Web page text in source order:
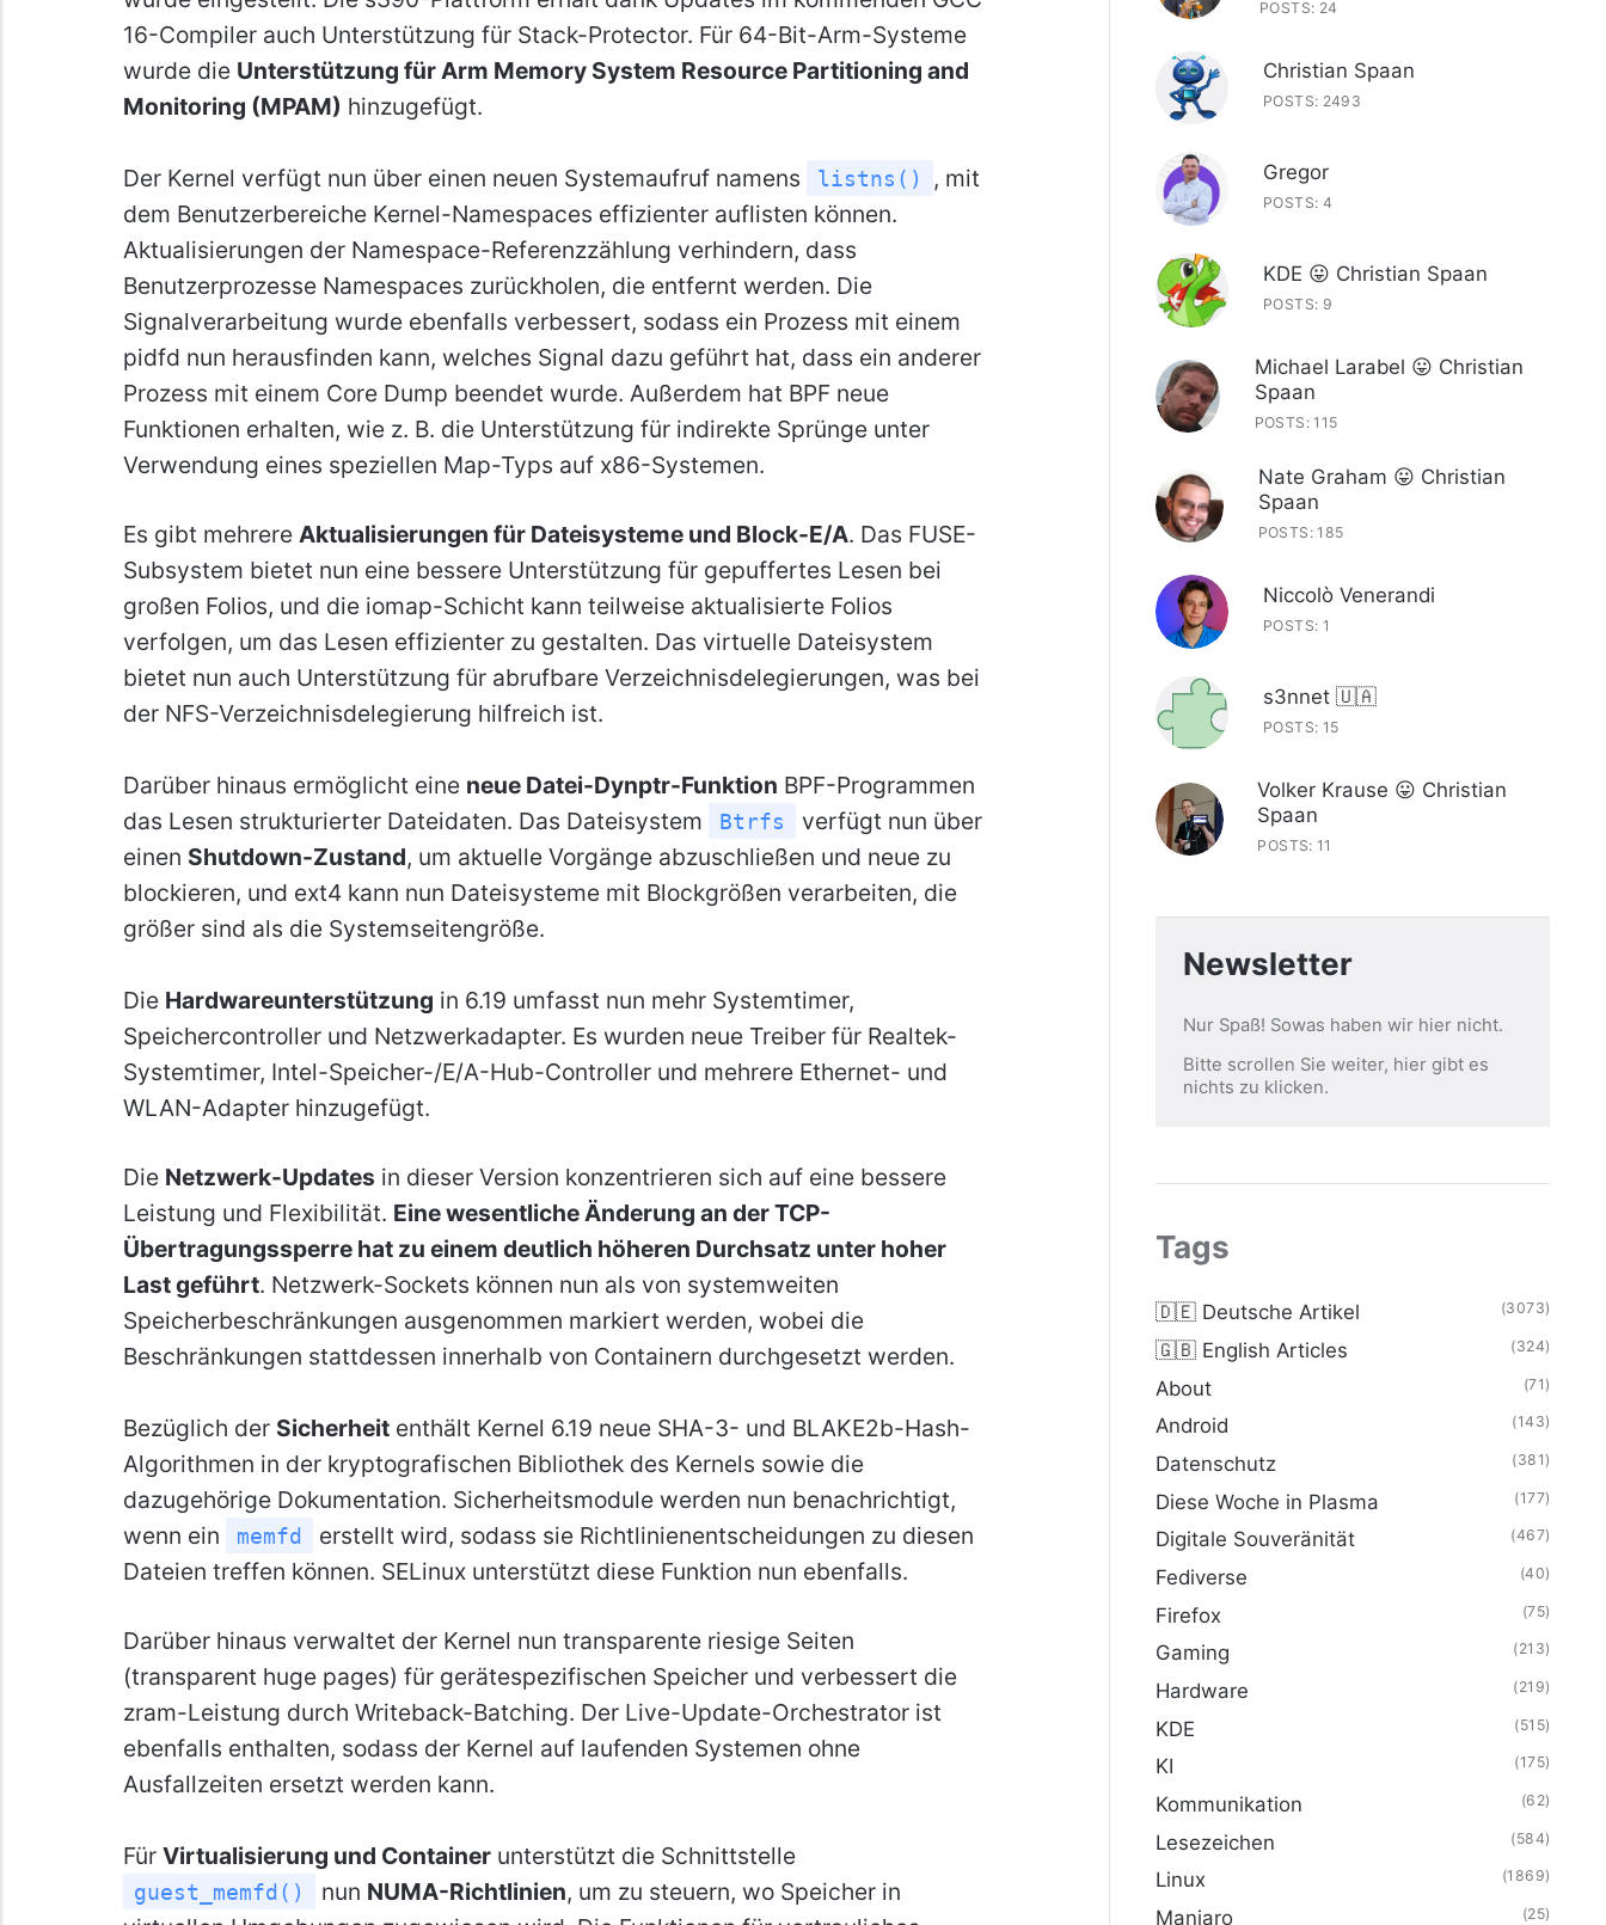
16-Compiler auch Unterstützung für Stack-Protector. Für 64-Bit-Arm-Systeme
wurde die Unterstützung für Arm Memory System Resource Partitioning and
Monitoring (MPAM) hinzugefügt.
Der Kernel verfügt nun über einen neuen Systemaufruf namens listns()
, mit
dem Benutzerbereiche Kernel-Namespaces effizienter auflisten können.
Aktualisierungen der Namespace-Referenzzählung verhindern, dass
Benutzerprozesse Namespaces zurückholen, die entfernt werden. Die
Signalverarbeitung wurde ebenfalls verbessert, sodass ein Prozess mit einem
pidfd nun herausfinden kann, welches Signal dazu geführt hat, dass ein anderer
Prozess mit einem Core Dump beendet wurde. Außerdem hat BPF neue
Funktionen erhalten, wie z. B. die Unterstützung für indirekte Sprünge unter
Verwendung eines speziellen Map-Typs auf x86-Systemen.
Es gibt mehrere Aktualisierungen für Dateisysteme und Block-E/A. Das FUSE-
Subsystem bietet nun eine bessere Unterstützung für gepuffertes Lesen bei
großen Folios, und die iomap-Schicht kann teilweise aktualisierte Folios
verfolgen, um das Lesen effizienter zu gestalten. Das virtuelle Dateisystem
bietet nun auch Unterstützung für abrufbare Verzeichnisdelegierungen, was bei
der NFS-Verzeichnisdelegierung hilfreich ist.
Darüber hinaus ermöglicht eine neue Datei-Dynptr-Funktion BPF-Programmen
das Lesen strukturierter Dateidaten. Das Dateisystem
Btrfs
verfügt nun über
einen Shutdown-Zustand, um aktuelle Vorgänge abzuschließen und neue zu
blockieren, und ext4 kann nun Dateisysteme mit Blockgrößen verarbeiten, die
größer sind als die Systemseitengröße.
Die Hardwareunterstützung in 6.19 umfasst nun mehr Systemtimer,
Speichercontroller und Netzwerkadapter. Es wurden neue Treiber für Realtek-
Systemtimer, Intel-Speicher-/E/A-Hub-Controller und mehrere Ethernet- und
WLAN-Adapter hinzugefügt.
Die Netzwerk-Updates in dieser Version konzentrieren sich auf eine bessere
Leistung und Flexibilität. Eine wesentliche Änderung an der TCP-
Übertragungssperre hat zu einem deutlich höheren Durchsatz unter hoher
Last geführt. Netzwerk-Sockets können nun als von systemweiten
Speicherbeschränkungen ausgenommen markiert werden, wobei die
Beschränkungen stattdessen innerhalb von Containern durchgesetzt werden.
Bezüglich der Sicherheitenthält Kernel 6.19 neue SHA-3- und BLAKE2b-Hash-
Algorithmen in der kryptografischen Bibliothek des Kernels sowie die
dazugehörige Dokumentation. Sicherheitsmodule werden nun benachrichtigt,
wenn ein
memfd
erstellt wird, sodass sie Richtlinienentscheidungen zu diesen
Dateien treffen können. SELinux unterstützt diese Funktion nun ebenfalls.
Darüber hinaus verwaltet der Kernel nun transparente riesige Seiten
(transparent huge pages) für gerätespezifischen Speicher und verbessert die
zram-Leistung durch Writeback-Batching. Der Live-Update-Orchestrator ist
ebenfalls enthalten, sodass der Kernel auf laufenden Systemen ohne
Ausfallzeiten ersetzt werden kann.
Für Virtualisierung und Containerunterstützt die Schnittstelle
guest_memfd() nun NUMA-Richtlinien, um zu steuern, wo Speicher in
POSTS: 24
Christian Spaan
POSTS: 2493
Gregor
POSTS: 4
KDE 😛 Christian Spaan
POSTS: 9
Michael Larabel 😛 Christian
Spaan
POSTS: 115
Nate Graham 😛 Christian
Spaan
POSTS: 185
Niccolò Venerandi
POSTS: 1
s3nnet 🇺🇦
POSTS: 15
Volker Krause 😛 Christian
Spaan
POSTS: 11
Newsletter
Nur Spaß! Sowas haben wir hier nicht.
Bitte scrollen Sie weiter, hier gibt es
nichts zu klicken.
Tags
🇩🇪 Deutsche Artikel (3073)
🇬🇧 English Articles (324)
About (71)
Android (143)
Datenschutz (381)
Diese Woche in Plasma (177)
Digitale Souveränität (467)
Fediverse (40)
Firefox (75)
Gaming (213)
Hardware (219)
KDE (515)
KI (175)
Kommunikation (62)
Lesezeichen (584)
Linux (1869)
Manjaro (25)